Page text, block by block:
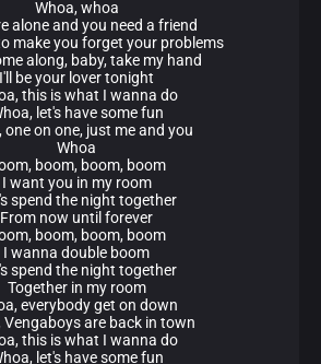
Whoa, whoa
alone and you need a friend
make you forget your problems
along, baby, take my hand
I'll be your lover tonight
this is what I wanna do
let's have some fun
one on one, just me and you
Whoa
boom, boom, boom
I want you in my room
spend the night together
From now until forever
boom, boom, boom
I wanna double boom
spend the night together
Together in my room
everybody get on down
Vengaboys are back in town
this is what I wanna do
let's have some fun